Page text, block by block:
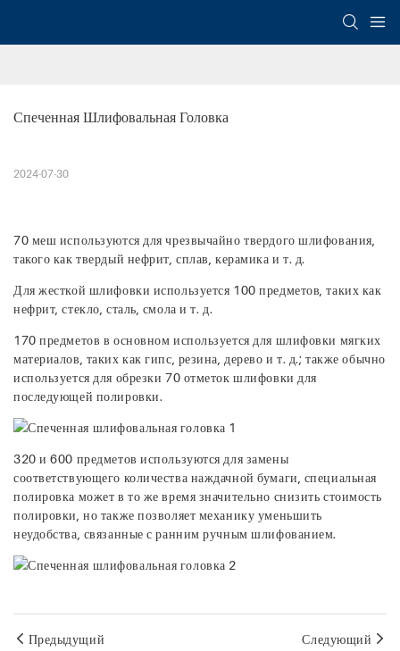
Спеченная Шлифовальная Головка
2024-07-30
70 меш используются для чрезвычайно твердого шлифования,
такого как твердый нефрит, сплав, керамика и т. д.
Для жесткой шлифовки используется 100 предметов, таких как
нефрит, стекло, сталь, смола и т. д.
170 предметов в основном используется для шлифовки мягких
материалов, таких как гипс, резина, дерево и т. д.; также обычно
используется для обрезки 70 отметок шлифовки для
последующей полировки.
320 и 600 предметов используются для замены
соответствующего количества наждачной бумаги, специальная
полировка может в то же время значительно снизить стоимость
полировки, но также позволяет механику уменьшить
неудобства, связанные с ранним ручным шлифованием.
Предыдущий Следующий